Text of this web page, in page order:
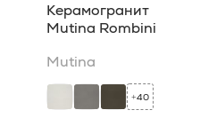
Керамогранит
Mutina Rombini
Mutina
+40